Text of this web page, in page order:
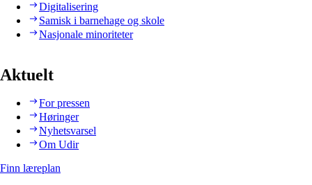
Digitalisering
Samisk i barnehage og skole
Nasjonale minoriteter
Aktuelt
For pressen
Høringer
Nyhetsvarsel
Om Udir
Finn læreplan